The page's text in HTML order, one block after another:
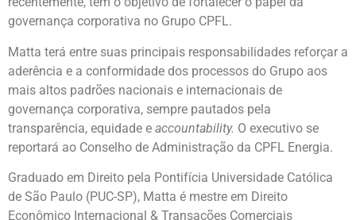
governança corporativa no Grupo CPFL.
Matta terá entre suas principais responsabilidades reforçar a
aderência e a conformidade dos processos do Grupo aos
mais altos padrões nacionais e internacionais de
governança corporativa, sempre pautados pela
transparência, equidade e accountability. O executivo se
reportará ao Conselho de Administração da CPFL Energia.
Graduado em Direito pela Pontifícia Universidade Católica
de São Paulo (PUC-SP), Matta é mestre em Direito
Econômico Internacional & Transações Comerciais